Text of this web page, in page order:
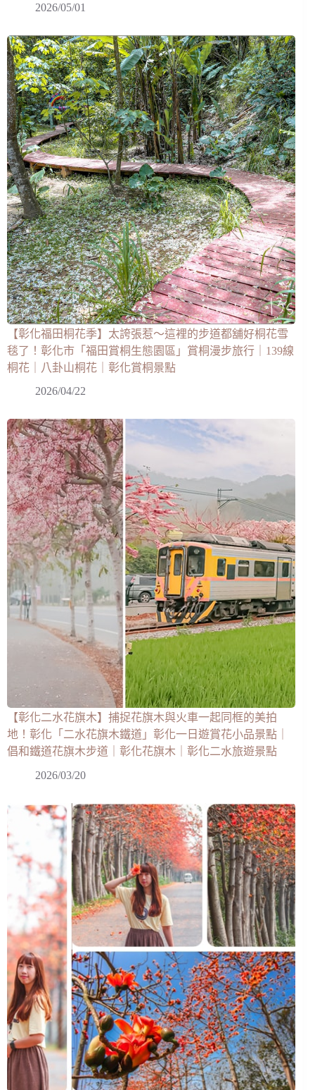
2026/05/01
【彰化福田桐花季】太誇張惹～這裡的步道都舖好桐花雪
毯了！彰化市「福田賞桐生態園區」賞桐漫步旅行｜139線
桐花｜八卦山桐花｜彰化賞桐景點
2026/04/22
【彰化二水花旗木】捕捉花旗木與火車一起同框的美拍
地！彰化「二水花旗木鐵道」彰化一日遊賞花小品景點｜
倡和鐵道花旗木步道｜彰化花旗木｜彰化二水旅遊景點
2026/03/20